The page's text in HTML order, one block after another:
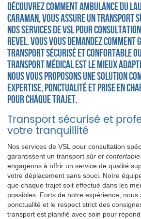
Découvrez comment AMBULANCE DU
Caraman, vous assure un transport
nos services de VSL pour
Revel. Vous vous demandez
transport sécurisé et confortable
transport médical est le mieux
Nous vous proposons une solution
expertise, ponctualité et prise en
pour chaque trajet.
Transport sécurisé et
votre tranquillité
Nos services de VSL pour consultation
garantissent un transport sûr et confortable
engageons à offrir un service de qualité
votre déplacement sans souci. Notre
que chaque trajet soit effectué dans les
possibles. Forts de notre expérience, nous
ponctualité et le respect strict des
transport est planifié avec soin pour